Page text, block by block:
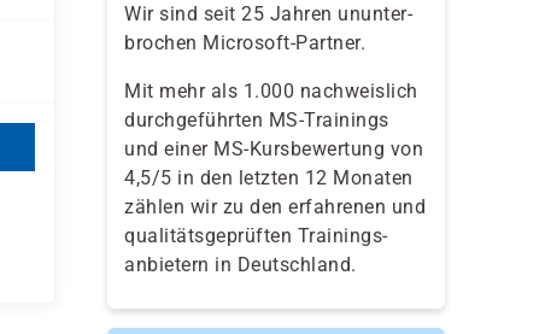
Wir sind seit 25 Jahren ununter-
brochen Microsoft-Partner.
Mit mehr als 1.000 nachweislich
durchgeführten MS-Trainings
und einer MS-Kursbewertung von
4,5/5 in den letzten 12 Monaten
zählen wir zu den erfahrenen und
qualitäts­geprüften Trainings­
anbietern in Deutschland.